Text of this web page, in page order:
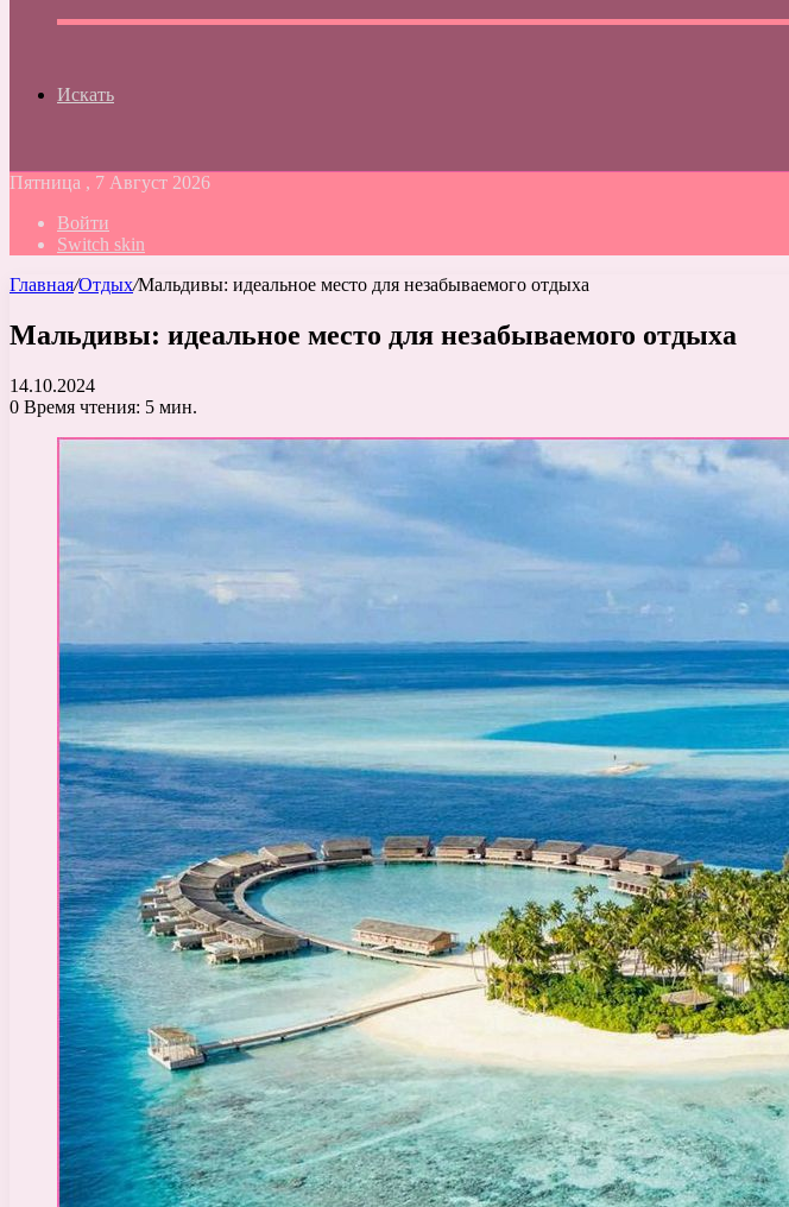
Искать
Пятница , 7 Август 2026
Войти
Switch skin
Главная/Отдых/Мальдивы: идеальное место для незабываемого отдыха
Мальдивы: идеальное место для незабываемого отдыха
14.10.2024
0 Время чтения: 5 мин.